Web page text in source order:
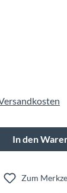
den
In den
Zum